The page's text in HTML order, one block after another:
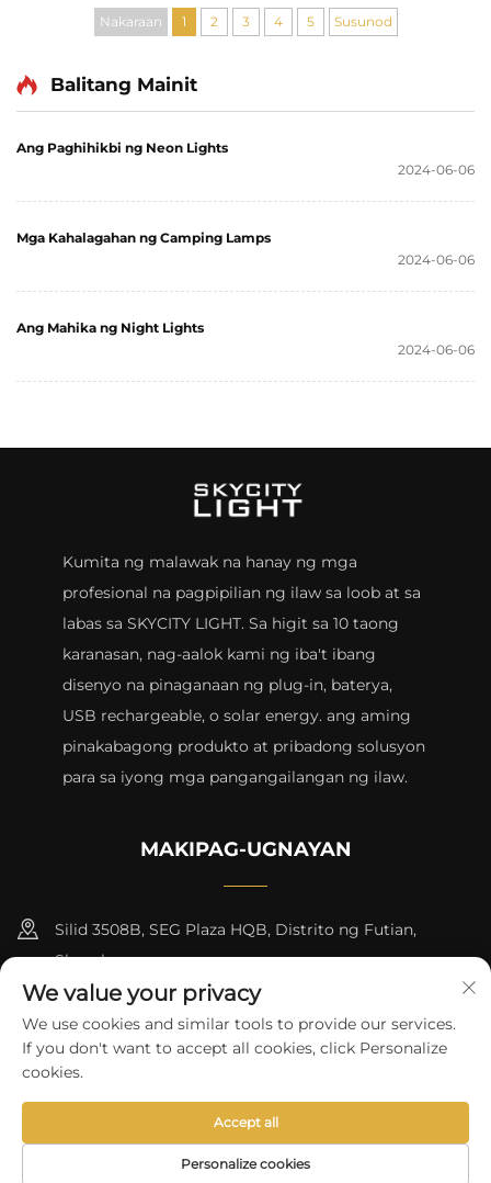
natatanging adunat nito, ay maaaring maging
Ano ang nagiging makakapag-ibha sa gitna ng
mga...
Nakaraan 1 2 3 4 5 Susunod
Balitang Mainit
Ang Paghihikbi ng Neon Lights
2024-06-06
Mga Kahalagahan ng Camping Lamps
2024-06-06
Ang Mahika ng Night Lights
2024-06-06
Kumita ng malawak na hanay ng mga
profesional na pagpipilian ng ilaw sa loob at sa
labas sa SKYCITY LIGHT. Sa higit sa 10 taong
karanasan, nag-aalok kami ng iba't ibang
disenyo na pinaganaan ng plug-in, baterya,
USB rechargeable, o solar energy. ang aming
pinakabagong produkto at pribadong solusyon
para sa iyong mga pangangailangan ng ilaw.
MAKIPAG-UGNAYAN
Silid 3508B, SEG Plaza HQB, Distrito ng Futian,
Shenzhen
+8615817427232
[email protected]
Copyright © 2024 by skycity light co., ltd
Pagkapribado
We value your privacy
We use cookies and similar tools to provide our services.
If you don't want to accept all cookies, click Personalize
cookies.
Personalize cookies
Accept all